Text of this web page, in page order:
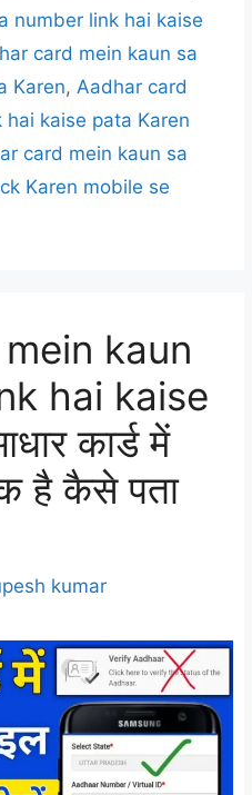
number link hai kaise
card mein kaun sa
Karen, Aadhar card
kaise pata Karen
card mein kaun sa
Karen mobile se
kaun
hai kaise
कार्ड में
है कैसे पता
kumar